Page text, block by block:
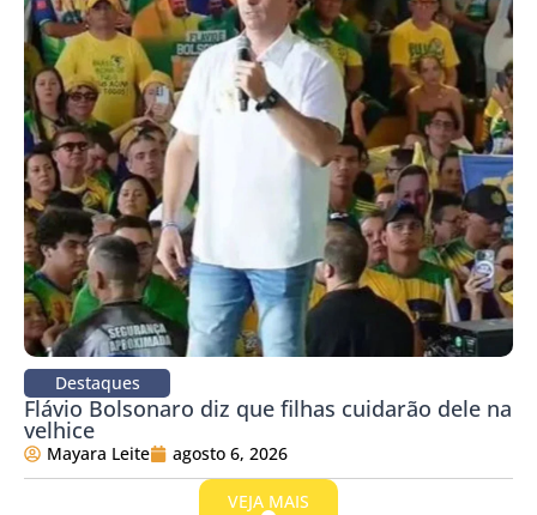
Destaques
Flávio Bolsonaro diz que filhas cuidarão dele na
velhice
Mayara Leite agosto 6, 2026
VEJA MAIS